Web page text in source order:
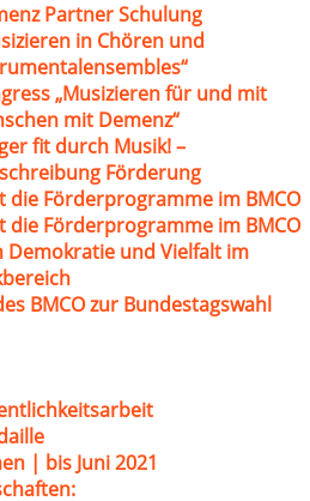
Partner Schulung
in Chören und
„Musizieren für und mit
mit Demenz“
fit durch Musik! –
Förderung
die Förderprogramme im BMCO
die Förderprogramme im BMCO
Demokratie und Vielfalt im
BMCO zur Bundestagswahl
| bis Juni 2021